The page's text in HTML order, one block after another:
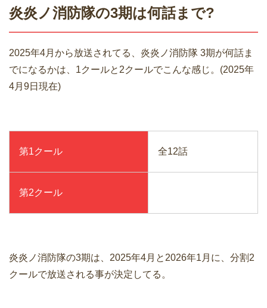
炎炎ノ消防隊の3期は何話まで?
2025年4月から放送されてる、炎炎ノ消防隊 3期が何話ま
でになるかは、1クールと2クールでこんな感じ。(2025年
4月9日現在)
第1クール 全12話
第2クール
炎炎ノ消防隊の3期は、2025年4月と2026年1月に、分割2
クールで放送される事が決定してる。